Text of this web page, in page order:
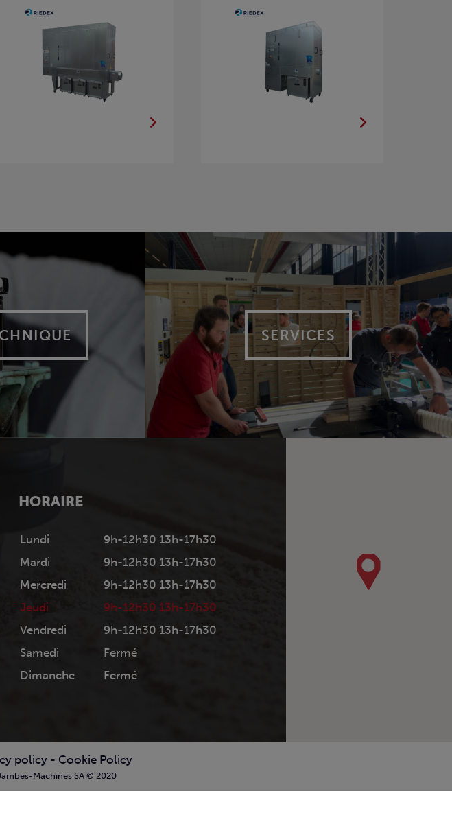
SERVICES
HORAIRE
Lundi
9h-12h30 13h-17h30
Mardi
9h-12h30 13h-17h30
Mercredi
9h-12h30 13h-17h30
Jeudi
9h-12h30 13h-17h30
Vendredi
9h-12h30 13h-17h30
Samedi
Fermé
Dimanche
Fermé
policy - Cookie Policy
Machines SA © 2020